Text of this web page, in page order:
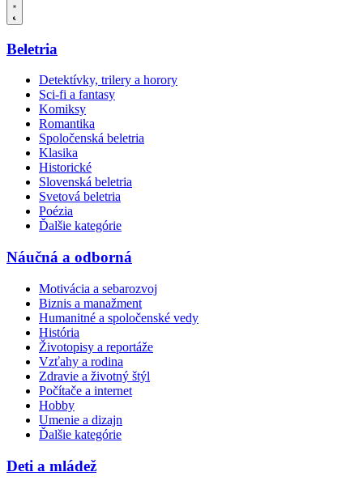
Beletria
Detektívky, trilery a horory
Sci-fi a fantasy
Komiksy
Romantika
Spoločenská beletria
Klasika
Historické
Slovenská beletria
Svetová beletria
Poézia
Ďalšie kategórie
Náučná a odborná
Motivácia a sebarozvoj
Biznis a manažment
Humanitné a spoločenské vedy
História
Životopisy a reportáže
Vzťahy a rodina
Zdravie a životný štýl
Počítače a internet
Hobby
Umenie a dizajn
Ďalšie kategórie
Deti a mládež